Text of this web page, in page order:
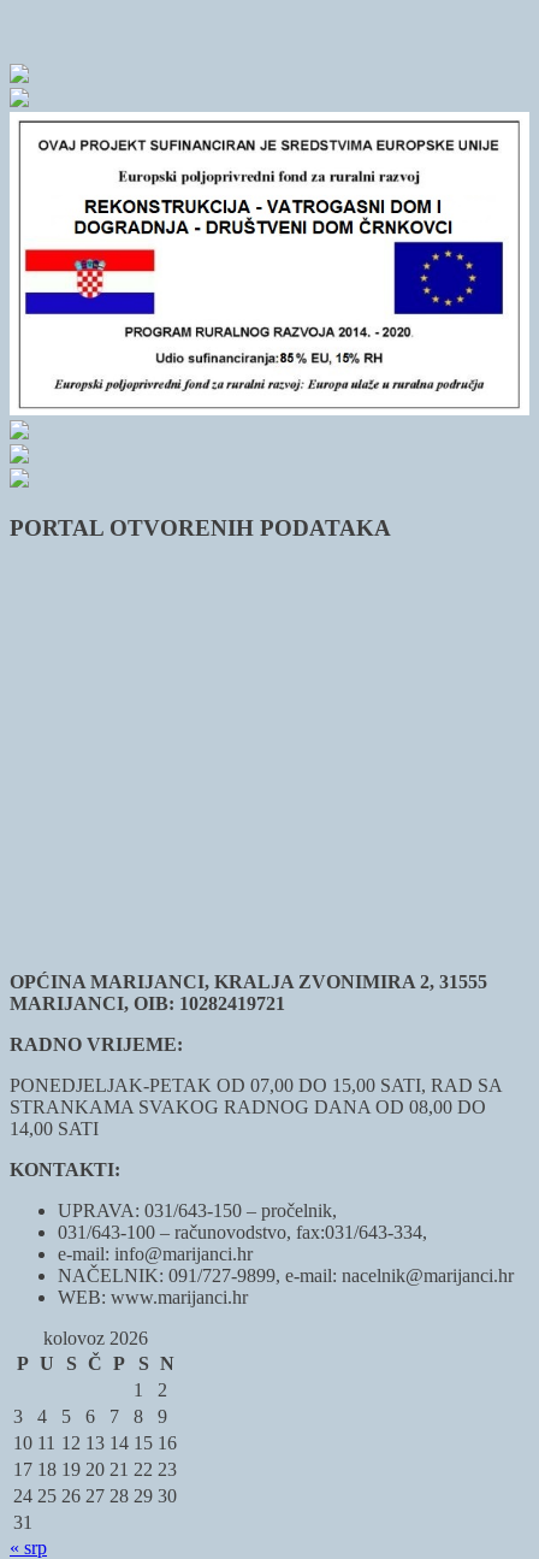
PORTAL OTVORENIH PODATAKA
OPĆINA MARIJANCI, KRALJA ZVONIMIRA 2, 31555
MARIJANCI, OIB: 10282419721
RADNO VRIJEME:
PONEDJELJAK-PETAK OD 07,00 DO 15,00 SATI, RAD SA
STRANKAMA SVAKOG RADNOG DANA OD 08,00 DO
14,00 SATI
KONTAKTI:
UPRAVA: 031/643-150 – pročelnik,
031/643-100 – računovodstvo, fax:031/643-334,
e-mail: info@marijanci.hr
NAČELNIK: 091/727-9899, e-mail: nacelnik@marijanci.hr
WEB: www.marijanci.hr
kolovoz 2026
P U S Č P S N
1
2
3
4 5 6 7 8
9
10 11 12 13 14 15 16
17 18 19 20 21 22 23
24 25 26 27 28 29 30
31
« srp